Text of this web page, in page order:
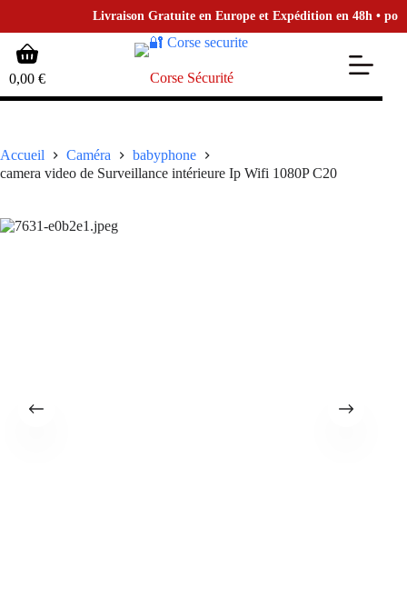
Livraison Gratuite en Europe et Expédition en 48h • pour
contenu
Panier
d’achat
0,00 € Corse Sécurité
Accueil Caméra
babyphone
camera video de Surveillance intérieure Ip Wifi 1080P C20